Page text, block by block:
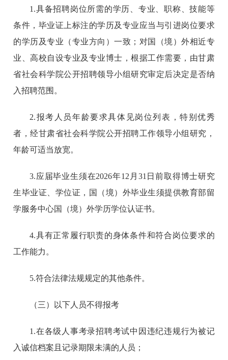
1.具备招聘岗位所需的学历、专业、职称、技能等
条件，毕业证上标注的学历及专业应当与引进岗位要求
的学历及专业（专业方向）一致；对国（境）外相近专
业、高校自设专业及专业博士，根据工作需要，由甘肃
省社会科学院公开招聘领导小组研究审定后决定是否纳
入招聘范围。
2.报考人员年龄要求具体见岗位列表，特别优秀
者，经甘肃省社会科学院公开招聘工作领导小组研究，
年龄可适当放宽。
3.应届毕业生须在2026年12月31日前取得博士研究
生毕业证、学位证，国（境）外毕业生须提供教育部留
学服务中心国（境）外学历学位认证书。
4.具有正常履行职责的身体条件和符合岗位要求的
工作能力。
5.符合法律法规规定的其他条件。
（三）以下人员不得报考
1.在各级人事考录招聘考试中因违纪违规行为被记
入诚信档案且记录期限未满的人员；